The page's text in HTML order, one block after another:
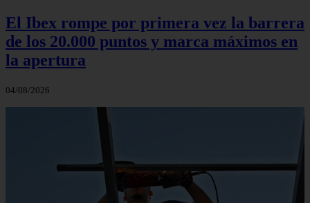
El Ibex rompe por primera vez la barrera
de los 20.000 puntos y marca máximos en
la apertura
04/08/2026